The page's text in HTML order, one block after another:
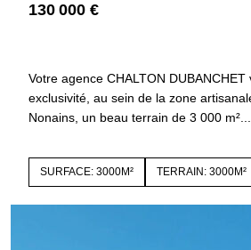
130 000 €
Votre agence CHALTON
exclusivité, au sein de la zone
Nonains, un beau terrain de 3 000 m²...
SURFACE: 3000M² TERRAIN: 3000M²